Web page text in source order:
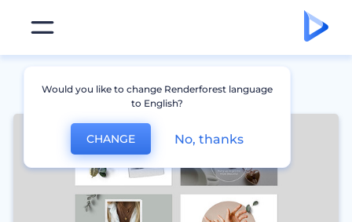
Would you like to change Renderforest language
to English?
CHANGE No, thanks